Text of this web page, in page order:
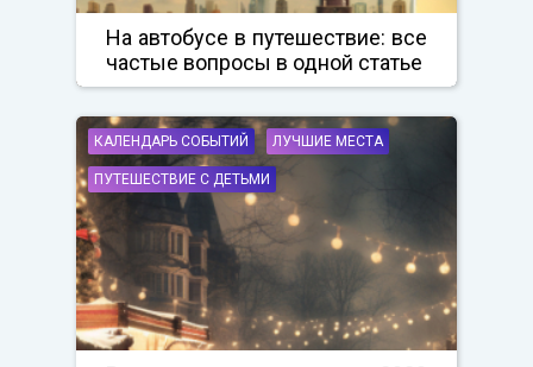
На автобусе в путешествие: все
частые вопросы в одной статье
КАЛЕНДАРЬ СОБЫТИЙ ЛУЧШИЕ МЕСТА
ПУТЕШЕСТВИЕ С ДЕТЬМИ